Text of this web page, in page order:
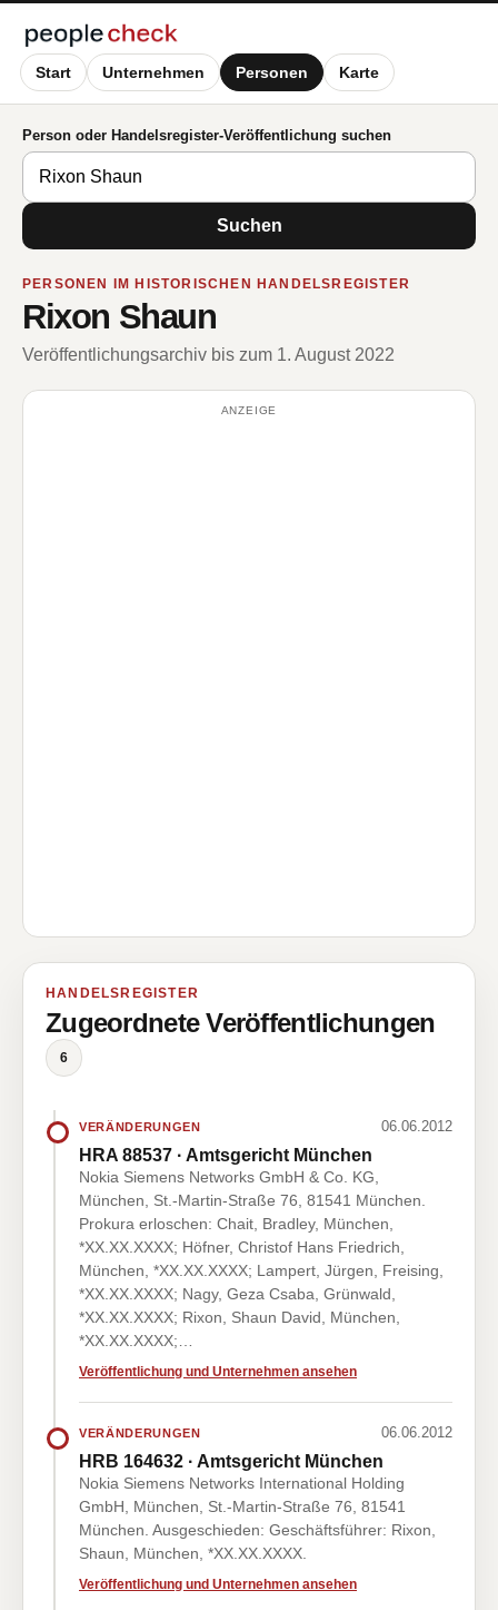
Start Unternehmen Personen Karte
Person oder Handelsregister-Veröffentlichung suchen
Suchen
PERSONEN IM HISTORISCHEN HANDELSREGISTER
Rixon Shaun
Veröffentlichungsarchiv bis zum 1. August 2022
ANZEIGE
HANDELSREGISTER
Zugeordnete Veröffentlichungen
6
VERÄNDERUNGEN 06.06.2012
HRA 88537 · Amtsgericht München
Nokia Siemens Networks GmbH & Co. KG,
München, St.-Martin-Straße 76, 81541 München.
Prokura erloschen: Chait, Bradley, München,
*XX.XX.XXXX; Höfner, Christof Hans Friedrich,
München, *XX.XX.XXXX; Lampert, Jürgen, Freising,
*XX.XX.XXXX; Nagy, Geza Csaba, Grünwald,
*XX.XX.XXXX; Rixon, Shaun David, München,
*XX.XX.XXXX;…
Veröffentlichung und Unternehmen ansehen
VERÄNDERUNGEN 06.06.2012
HRB 164632 · Amtsgericht München
Nokia Siemens Networks International Holding
GmbH, München, St.-Martin-Straße 76, 81541
München. Ausgeschieden: Geschäftsführer: Rixon,
Shaun, München, *XX.XX.XXXX.
Veröffentlichung und Unternehmen ansehen